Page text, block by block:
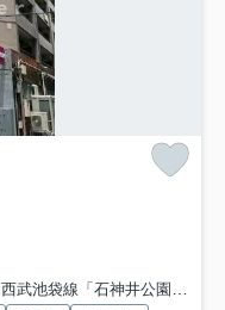
西武池袋線「石神井公園」駅 徒歩21分